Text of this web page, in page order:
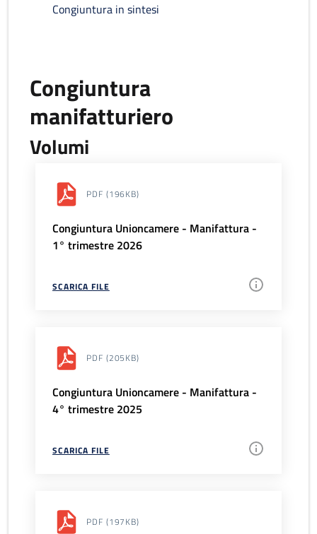
Congiuntura in sintesi
Congiuntura
manifatturiero
Volumi
PDF (196KB)
Congiuntura Unioncamere - Manifattura -
1° trimestre 2026
SCARICA FILE
PDF (205KB)
Congiuntura Unioncamere - Manifattura -
4° trimestre 2025
SCARICA FILE
PDF (197KB)